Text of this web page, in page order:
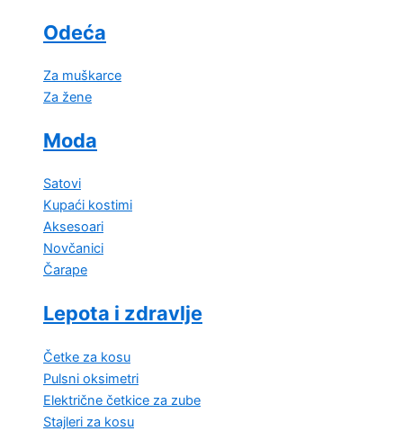
Odeća
Za muškarce
Za žene
Moda
Satovi
Kupaći kostimi
Aksesoari
Novčanici
Čarape
Lepota i zdravlje
Četke za kosu
Pulsni oksimetri
Električne četkice za zube
Stajleri za kosu